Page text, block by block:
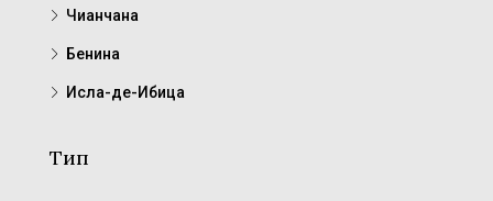
Чианчана
Бенина
Исла-де-Ибица
Тип